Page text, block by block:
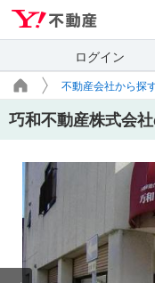
ログイン
不動産会社から探
巧和不動産株式会